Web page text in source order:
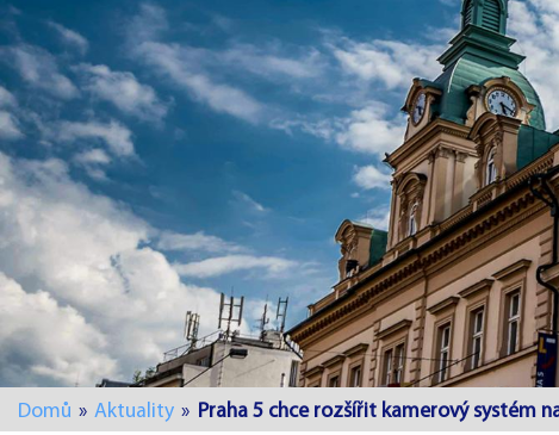
Domů » Aktuality » Praha 5 chce rozšířit kamerový systém